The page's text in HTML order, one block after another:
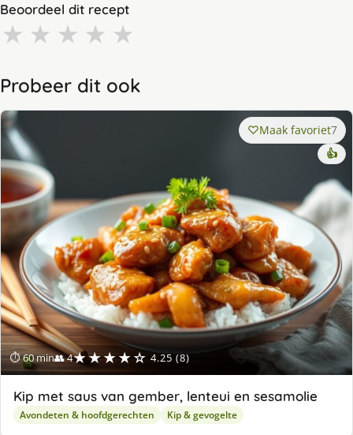
Beoordeel dit recept
★ ★ ★ ★ ★
Probeer dit ook
⏱ 60 min👥 4★★★★☆ 4.25 (8)
Maak favoriet7
👍
Kip met saus van gember, lenteui en sesamolie
Avondeten & hoofdgerechten Kip & gevogelte